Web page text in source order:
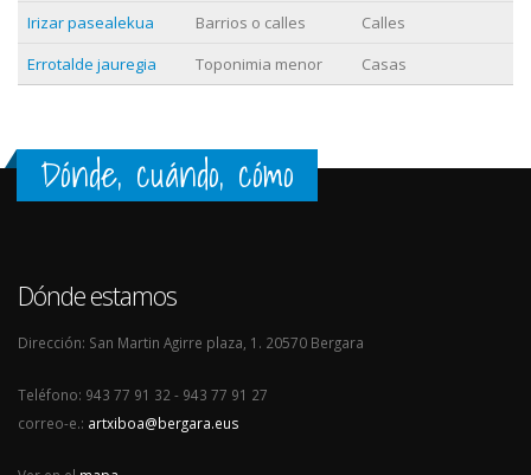
Irizar pasealekua
Barrios o calles
Calles
Errotalde jauregia
Toponimia menor Casas
Dónde, cuándo, cómo
Dónde estamos
Dirección: San Martin Agirre plaza, 1. 20570 Bergara
Teléfono: 943 77 91 32 - 943 77 91 27
correo-e.: artxiboa@bergara.eus